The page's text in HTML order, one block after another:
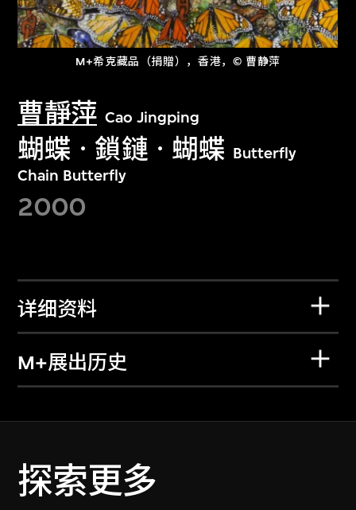
M+希克藏品（捐贈），香港，© 曹静萍
曹靜萍 Cao Jingping
蝴蝶ㆍ鎖鏈ㆍ蝴蝶 Butterfly
Chain Butterfly
2000
详细资料
M+展出历史
探索更多
关于M+藏品
探索世界顶级的二十及二十一世纪视觉